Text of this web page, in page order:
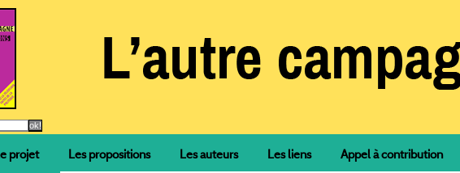
projet Les propositions Les auteurs Les liens Appel à contribution